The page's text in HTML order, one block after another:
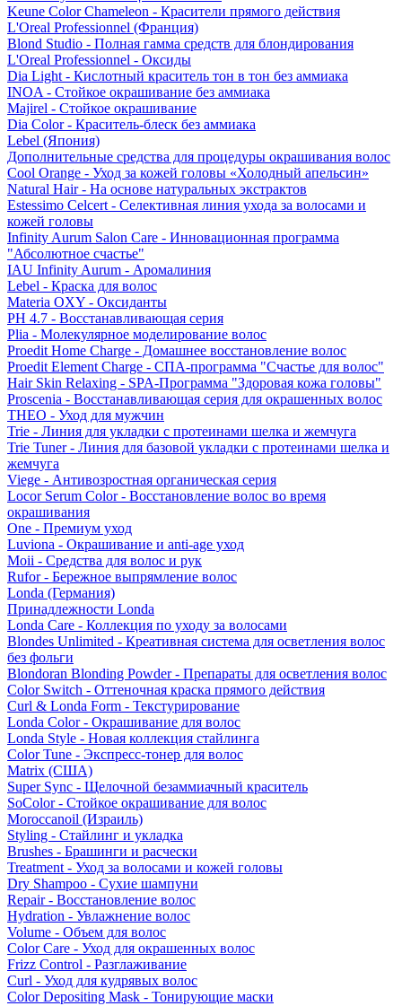
Keune Color Chameleon - Красители прямого действия
L'Oreal Professionnel (Франция)
Blond Studio - Полная гамма средств для блондирования
L'Oreal Professionnel - Оксиды
Dia Light - Кислотный краситель тон в тон без аммиака
INOA - Стойкое окрашивание без аммиака
Majirel - Стойкое окрашивание
Dia Color - Краситель-блеск без аммиака
Lebel (Япония)
Дополнительные средства для процедуры окрашивания волос
Cool Orange - Уход за кожей головы «Холодный апельсин»
Natural Hair - На основе натуральных экстрактов
Estessimo Celcert - Селективная линия ухода за волосами и
кожей головы
Infinity Aurum Salon Care - Инновационная программа
"Абсолютное счастье"
IAU Infinity Aurum - Аромалиния
Lebel - Краска для волос
Materia OXY - Оксиданты
PH 4.7 - Восстанавливающая серия
Plia - Молекулярное моделирование волос
Proedit Home Charge - Домашнее восстановление волос
Proedit Element Charge - СПА-программа "Счастье для волос"
Hair Skin Relaxing - SPA-Программа "Здоровая кожа головы"
Proscenia - Восстанавливающая серия для окрашенных волос
THEO - Уход для мужчин
Trie - Линия для укладки с протеинами шелка и жемчуга
Trie Tuner - Линия для базовой укладки с протеинами шелка и
жемчуга
Viege - Антивозростная органическая серия
Locor Serum Color - Восстановление волос во время
окрашивания
One - Премиум уход
Luviona - Окрашивание и anti-age уход
Moii - Средства для волос и рук
Rufor - Бережное выпрямление волос
Londa (Германия)
Принадлежности Londa
Londa Care - Коллекция по уходу за волосами
Blondes Unlimited - Креативная система для осветления волос
без фольги
Blondoran Blonding Powder - Препараты для осветления волос
Color Switch - Оттеночная краска прямого действия
Curl & Londa Form - Текстурирование
Londa Color - Окрашивание для волос
Londa Style - Новая коллекция стайлинга
Color Tune - Экспресс-тонер для волос
Matrix (США)
Super Sync - Щелочной безаммиачный краситель
SoColor - Стойкое окрашивание для волос
Moroccanoil (Израиль)
Styling - Стайлинг и укладка
Brushes - Брашинги и расчески
Treatment - Уход за волосами и кожей головы
Dry Shampoo - Сухие шампуни
Repair - Восстановление волос
Hydration - Увлажнение волос
Volume - Объем для волос
Color Care - Уход для окрашенных волос
Frizz Control - Разглаживание
Curl - Уход для кудрявых волос
Color Depositing Mask - Тонирующие маски